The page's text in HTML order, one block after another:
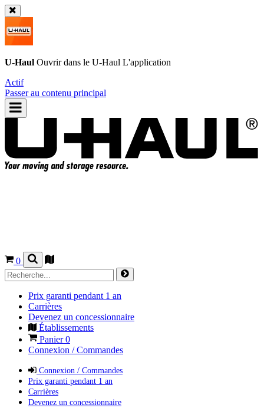
U-Haul Ouvrir dans le U-Haul L'application
Actif
Passer au contenu principal
0
Prix garanti pendant 1 an
Carrières
Devenez un concessionnaire
Établissements
Panier0
Connexion / Commandes
Connexion / Commandes
Prix garanti pendant 1 an
Carrières
Devenez un concessionnaire